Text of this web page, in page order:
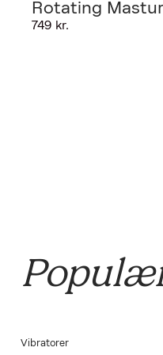
Rotating
749 kr.
Vibratorer